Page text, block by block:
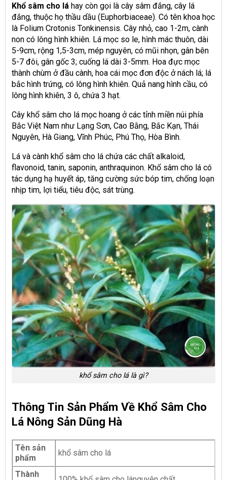
Khổ sâm cho lá hay còn gọi là cây sâm đắng, cây lá
đắng, thuộc họ thầu dầu (Euphorbiaceae). Có tên khoa học
là Folium Crotonis Tonkinensis. Cây nhỏ, cao 1-2m, cành
non có lông hình khiên. Lá mọc so le, hình mác thuôn, dài
5-9cm, rộng 1,5-3cm, mép nguyên, có mũi nhọn, gân bên
5-7 đôi, gân gốc 3; cuống lá dài 3-5mm. Hoa đực mọc
thành chùm ở đầu cành, hoa cái mọc đơn độc ở nách lá; lá
bắc hình trứng, có lông hình khiên. Quả nang hình cầu, có
lông hình khiên, 3 ô, chứa 3 hạt.
Cây khổ sâm cho lá mọc hoang ở các tỉnh miền núi phía
Bắc Việt Nam như Lạng Sơn, Cao Bằng, Bắc Kạn, Thái
Nguyên, Hà Giang, Vĩnh Phúc, Phú Thọ, Hòa Bình.
Lá và cành khổ sâm cho lá chứa các chất alkaloid,
flavonoid, tanin, saponin, anthraquinon. Khổ sâm cho lá có
tác dụng hạ huyết áp, tăng cường sức bóp tim, chống loạn
nhịp tim, lợi tiểu, tiêu độc, sát trùng.
khổ sâm cho lá là gì?
Thông Tin Sản Phẩm Về Khổ Sâm Cho
Lá Nông Sản Dũng Hà
Tên sản
phẩm
khổ sâm cho lá
Thành